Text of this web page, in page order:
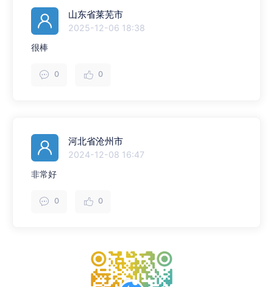
山东省莱芜市
2025-12-06 18:38
很棒
0 0
河北省沧州市
2024-12-08 16:47
非常好
0 0